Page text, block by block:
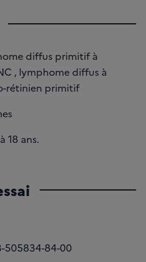
diffus primitif à
, lymphome diffus à
rétinien primitif
18 ans.
505834-84-00